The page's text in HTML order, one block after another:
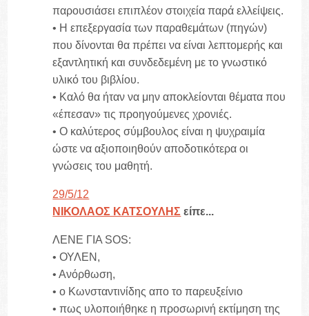
παρουσιάσει επιπλέον στοιχεία παρά ελλείψεις.
• Η επεξεργασία των παραθεμάτων (πηγών)
που δίνονται θα πρέπει να είναι λεπτομερής και
εξαντλητική και συνδεδεμένη με το γνωστικό
υλικό του βιβλίου.
• Καλό θα ήταν να μην αποκλείονται θέματα που
«έπεσαν» τις προηγούμενες χρονιές.
• Ο καλύτερος σύμβουλος είναι η ψυχραιμία
ώστε να αξιοποιηθούν αποδοτικότερα οι
γνώσεις του μαθητή.
29/5/12
ΝΙΚΟΛΑΟΣ ΚΑΤΣΟΥΛΗΣ είπε...
ΛΕΝΕ ΓΙΑ SOS:
• ΟΥΛΕΝ,
• Ανόρθωση,
• ο Κωνσταντινίδης απο το παρευξείνιο
• πως υλοποιήθηκε η προσωρινή εκτίμηση της